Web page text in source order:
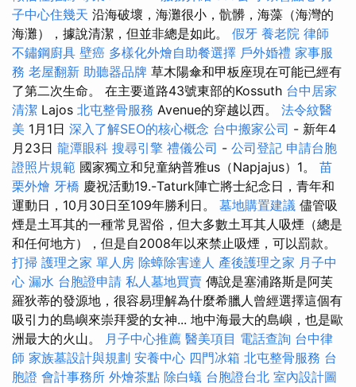
子中心住幾天 沿海破壞，海灘很小，骯髒，海藻（海灣的
海灘），據說清潔，但並非總是如此。 假牙 養老院 律師
不鏽鋼廚具 壁癌 多樣化外燴自助餐選擇 戶外婚禮 家事服
務 老屋翻新 助聽器品牌 草木陽傘和甲板座現在可能已經有
了第二次生命。 在主要道路43號東部的Kossuth 台中居家
清潔 Lajos 北屯整骨服務 Avenue的穿越以西。 法令紋醫
美 1月1日 深入了解SEO的核心概念 台中搬家公司 - 新年4
月23日 龍潭眼科 搜尋引擎 禮儀公司 - 公司登記 申請台胞
證照片規範 國家獨立和兒童納普雅us（Napjajus）1。 苗
栗外燴 牙橋 慶祝活動19.-Taturk陣亡將士紀念日，青年和
運動日，10月30日至109年勝利日。 墓地購置建議 儘管吸
煙是土耳其的一種常見習俗，但大多數土耳其人吸煙（總是
和任何地方），但是自2008年以來禁止吸煙，可以罰款。
打掃 護理之家 單人房 除蟑除害達人 產後護理之家 月子中
心 漏水 台胞證申請 私人墓地買賣 傳說是塞浦路斯是阿芙
羅狄蒂的發源地，很容易理解為什麼希臘人曾經選擇這個有
吸引力的島嶼來崇拜愛的女神... 地中海最大的島嶼，也是歐
洲最大的火山。 月子中心推薦 醫美項目 電話查詢 台中律
師 家族墓設計與規劃 安養中心 四門冰箱 北屯整骨服務 台
胞證 會計事務所 外燴茶點 除白蟻 台胞證台北 室內設計圖